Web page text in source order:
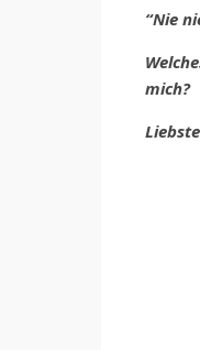
“Nie
mich?